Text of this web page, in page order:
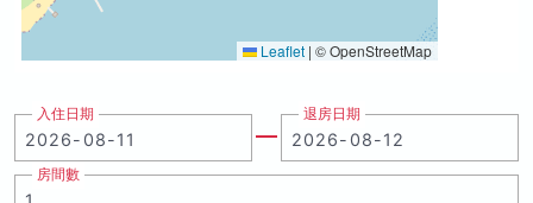
Leaflet | © OpenStreetMap
入住日期 退房日期
房間數